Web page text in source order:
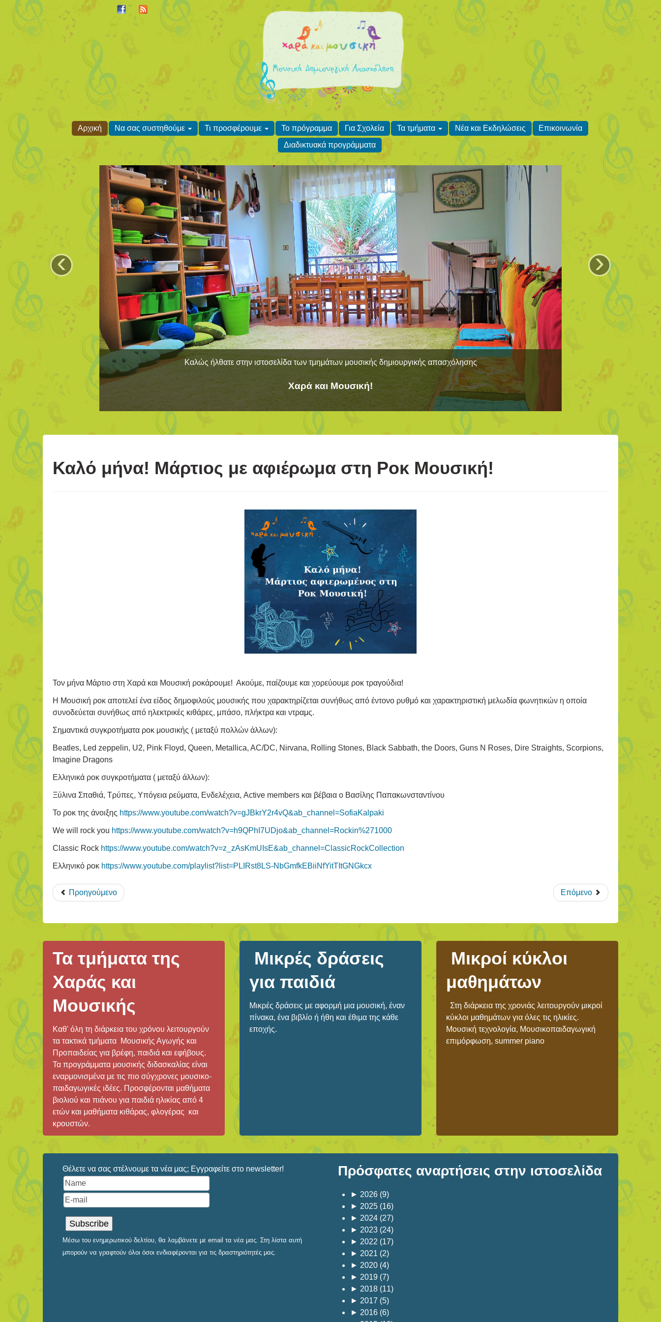
Αρχική Να σας συστηθούμε Τι προσφέρουμε Το πρόγραμμα Για Σχολεία Τα τμήματα Νέα και Εκδηλώσεις
Επικοινωνία
Διαδικτυακά προγράμματα
Καλώς ήλθατε στην ιστοσελίδα των τμημάτων μουσικής δημιουργικής απασχόλησης
Χαρά και Μουσική!
‹ ›
Καλό μήνα! Μάρτιος με αφιέρωμα στη Ροκ Μουσική!
Τον μήνα Μάρτιο στη Χαρά και Μουσική ροκάρουμε! Ακούμε, παίζουμε και χορεύουμε ροκ τραγούδια!
Η Μουσική ροκ αποτελεί ένα είδος δημοφιλούς μουσικής που χαρακτηρίζεται συνήθως από έντονο ρυθμό και χαρακτηριστική μελωδία φωνητικών η οποία
συνοδεύεται συνήθως από ηλεκτρικές κιθάρες, μπάσο, πλήκτρα και ντραμς.
Σημαντικά συγκροτήματα ροκ μουσικής ( μεταξύ πολλών άλλων):
Beatles, Led zeppelin, U2, Pink Floyd, Queen, Metallica, AC/DC, Nirvana, Rolling Stones, Black Sabbath, the Doors, Guns N Roses, Dire Straights, Scorpions,
Imagine Dragons
Ελληνικά ροκ συγκροτήματα ( μεταξύ άλλων):
Ξύλινα Σπαθιά, Τρύπες, Υπόγεια ρεύματα, Ενδελέχεια, Active members και βέβαια ο Βασίλης Παπακωνσταντίνου
Το ροκ της άνοιξης https://www.youtube.com/watch?v=gJBkrY2r4vQ&ab_channel=SofiaKalpaki
We will rock you https://www.youtube.com/watch?v=h9QPhI7UDjo&ab_channel=Rockin%271000
Classic Rock https://www.youtube.com/watch?v=z_zAsKmUIsE&ab_channel=ClassicRockCollection
Ελληνικό ροκ https://www.youtube.com/playlist?list=PLIRst8LS-NbGmfkEBiiNfYitTItGNGkcx
Προηγούμενο Επόμενο
Τα τμήματα της
Χαράς και
Μουσικής
Καθ' όλη τη διάρκεια του χρόνου λειτουργούν
τα τακτικά τμήματα Μουσικής Αγωγής και
Προπαιδείας για βρέφη, παιδιά και εφήβους.
Τα προγράμματα μουσικής διδασκαλίας είναι
εναρμονισμένα με τις πιο σύγχρονες μουσικο-
παιδαγωγικές ιδέες. Προσφέρονται μαθήματα
βιολιού και πιάνου για παιδιά ηλικίας από 4
ετών και μαθήματα κιθάρας, φλογέρας και
κρουστών.
Μικρές δράσεις
για παιδιά
Μικρές δράσεις με αφορμή μια μουσική, έναν
πίνακα, ένα βιβλίο ή ήθη και έθιμα της κάθε
εποχής.
Μικροί κύκλοι
μαθημάτων
Στη διάρκεια της χρονιάς λειτουργούν μικροί
κύκλοι μαθημάτων για όλες τις ηλικίες.
Μουσική τεχνολογία, Μουσικοπαιδαγωγική
επιμόρφωση, summer piano
Θέλετε να σας στέλνουμε τα νέα μας; Εγγραφείτε στο newsletter!
Μέσω του ενημερωτικού δελτίου, θα λαμβάνετε με email τα νέα μας. Στη λίστα αυτή
μπορούν να γραφτούν όλοι όσοι ενδιαφέρονται για τις δραστηριότητές μας.
Πρόσφατες αναρτήσεις στην ιστοσελίδα
► 2026 (9)
► 2025 (16)
► 2024 (27)
► 2023 (24)
► 2022 (17)
► 2021 (2)
► 2020 (4)
► 2019 (7)
► 2018 (11)
► 2017 (5)
► 2016 (6)